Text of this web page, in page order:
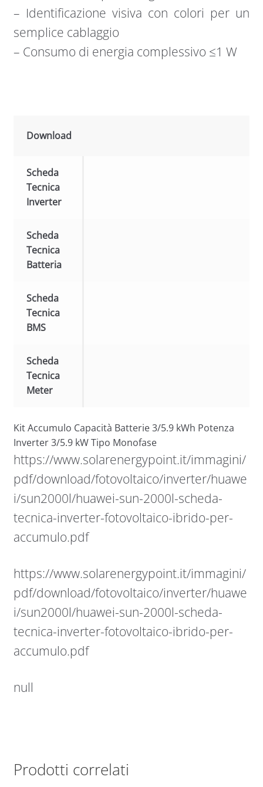
– Identificazione visiva con colori per un
semplice cablaggio
– Consumo di energia complessivo ≤1 W
Download
Scheda
Tecnica
Inverter
Scheda
Tecnica
Batteria
Scheda
Tecnica
BMS
Scheda
Tecnica
Meter
Kit Accumulo Capacità Batterie 3/5.9 kWh Potenza
Inverter 3/5.9 kW Tipo Monofase
https://www.solarenergypoint.it/immagini/
pdf/download/fotovoltaico/inverter/huawe
i/sun2000l/huawei-sun-2000l-scheda-
tecnica-inverter-fotovoltaico-ibrido-per-
accumulo.pdf
https://www.solarenergypoint.it/immagini/
pdf/download/fotovoltaico/inverter/huawe
i/sun2000l/huawei-sun-2000l-scheda-
tecnica-inverter-fotovoltaico-ibrido-per-
accumulo.pdf
null
Prodotti correlati